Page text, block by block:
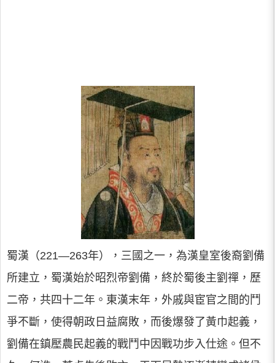
蜀漢（221—263年），三國之一，為漢皇室後裔劉備
所建立，蜀漢始於昭烈帝劉備，終於蜀後主劉禪，歷
二帝，共四十二年。東漢末年，外戚與宦官之間的鬥
爭不斷，使得朝政日益腐敗，而後爆發了黃巾起義，
劉備在鎮壓農民起義的戰鬥中因戰功步入仕途。但不